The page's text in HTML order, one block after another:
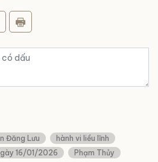
Đăng Lưu
hành vi liều lĩnh
16/01/2026
Phạm Thủy